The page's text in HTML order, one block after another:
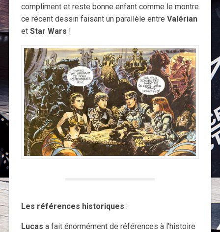
compliment et reste bonne enfant comme le montre
ce récent dessin faisant un parallèle entre Valérian
et Star Wars !
Les références historiques :
Lucas a fait énormément de références à l’histoire